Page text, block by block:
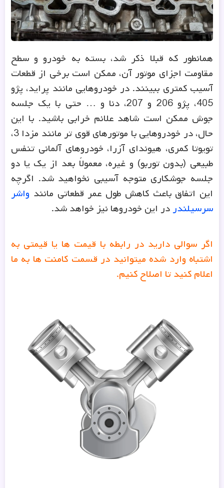
همانطور که قبلا ذکر شد، بسته به خودرو و سطح
مقاومت اجزای موتور آن، ممکن است برخی از قطعات
آسیب کمتری ببینند. در خودروهایی مانند پراید، پژو
405، پژو 206 و 207، دنا و … حتی با یک جلسه
جوش ممکن است شاهد علائم خرابی باشید. با این
حال، در خودروهایی با موتورهای قوی تر مانند مزدا 3،
تویوتا کمری، هیوندای آزرا، خودروهای آلمانی تنفس
طبیعی (بدون توربو) و غیره، معمولاً بعد از یک یا دو
جلسه جوشکاری متوجه آسیبی نخواهید شد. اگرچه
این اتفاق باعث کاهش طول عمر قطعاتی مانند واشر
سرسیلندر در این خودروها نیز خواهد شد.
اگر سوالی دارید در رابطه با قیمت ها یا قیمتی به
اشتباه وارد شده میتوانید در قسمت کامنت ها به ما
اعلام کنید تا اصلاح کنیم.